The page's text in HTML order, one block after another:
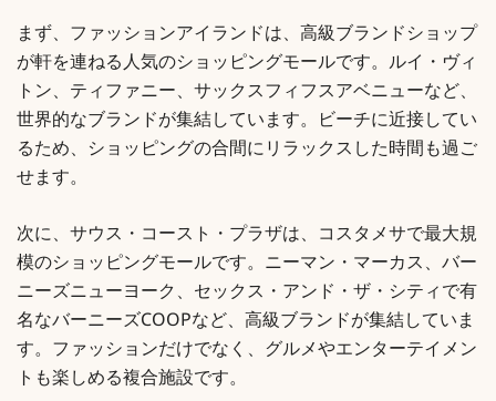
まず、ファッションアイランドは、高級ブランドショップ
が軒を連ねる人気のショッピングモールです。ルイ・ヴィ
トン、ティファニー、サックスフィフスアベニューなど、
世界的なブランドが集結しています。ビーチに近接してい
るため、ショッピングの合間にリラックスした時間も過ご
せます。
次に、サウス・コースト・プラザは、コスタメサで最大規
模のショッピングモールです。ニーマン・マーカス、バー
ニーズニューヨーク、セックス・アンド・ザ・シティで有
名なバーニーズCOOPなど、高級ブランドが集結していま
す。ファッションだけでなく、グルメやエンターテイメン
トも楽しめる複合施設です。